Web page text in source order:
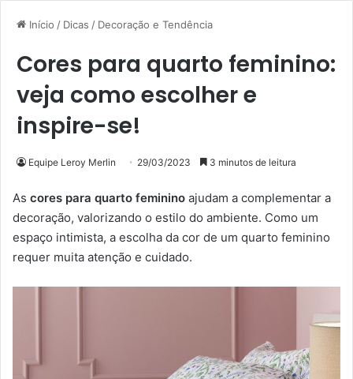
Início / Dicas / Decoração e Tendência
Cores para quarto feminino:
veja como escolher e
inspire-se!
Equipe Leroy Merlin 29/03/2023 3 minutos de leitura
As cores para quarto feminino ajudam a complementar a
decoração, valorizando o estilo do ambiente. Como um
espaço intimista, a escolha da cor de um quarto feminino
requer muita atenção e cuidado.